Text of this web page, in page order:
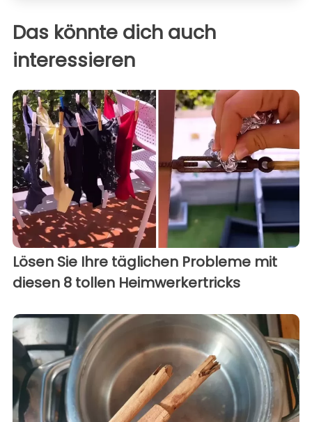
Das könnte dich auch
interessieren
Lösen Sie Ihre täglichen Probleme mit
diesen 8 tollen Heimwerkertricks